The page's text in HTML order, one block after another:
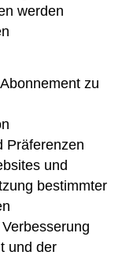
werden
zu
Präferenzen
und
bestimmter
und der